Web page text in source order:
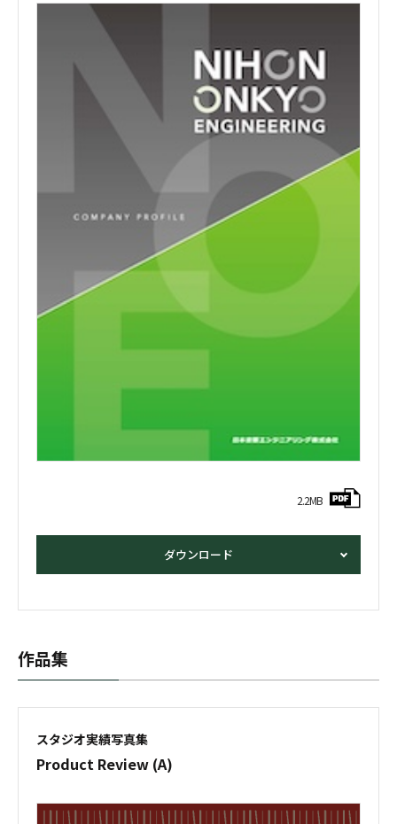
2.2MB
ダウンロード
作品集
スタジオ実績写真集
Product Review (A)